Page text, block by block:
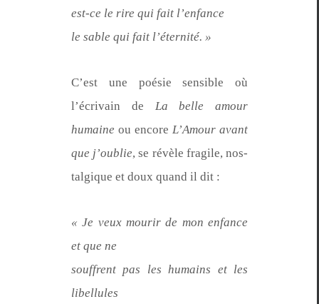
est-ce le rire qui fait l’enfance
le sable qui fait l’éternité. »
C’est une poésie sen­si­ble où
l’écrivain de La belle amour
humaine ou encore L’Amour avant
que j’ou­blie, se révèle frag­ile, nos­
tal­gique et doux quand il dit :
« Je veux mourir de mon enfance
et que ne
souf­frent pas les humains et les
libellules